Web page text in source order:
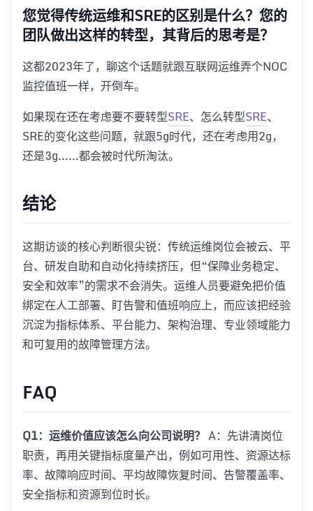
您觉得传统运维和SRE的区别是什么？您的
团队做出这样的转型，其背后的思考是？
这都2023年了，聊这个话题就跟互联网运维弄个NOC
监控值班一样，开倒车。
如果现在还在考虑要不要转型SRE、怎么转型SRE、
SRE的变化这些问题，就跟5g时代，还在考虑用2g，
还是3g……都会被时代所淘汰。
结论
这期访谈的核心判断很尖锐：传统运维岗位会被云、平
台、研发自助和自动化持续挤压，但“保障业务稳定、
安全和效率”的需求不会消失。运维人员要避免把价值
绑定在人工部署、盯告警和值班响应上，而应该把经验
沉淀为指标体系、平台能力、架构治理、专业领域能力
和可复用的故障管理方法。
FAQ
Q1：运维价值应该怎么向公司说明？ A：先讲清岗位
职责，再用关键指标度量产出，例如可用性、资源达标
率、故障响应时间、平均故障恢复时间、告警覆盖率、
安全指标和资源到位时长。